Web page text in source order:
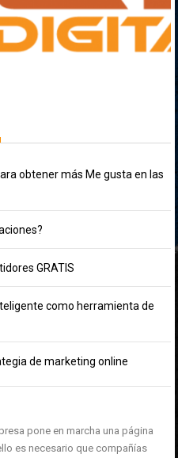
obtener más Me gusta en las
GRATIS
como herramienta de
de marketing online
pone en marcha una página
es necesario que compañías